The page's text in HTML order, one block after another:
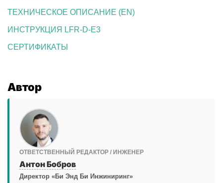
ТЕХНИЧЕСКОЕ ОПИСАНИЕ (EN)
ИНСТРУКЦИЯ LFR-D-E3
СЕРТИФИКАТЫ
Автор
ОТВЕТСТВЕННЫЙ РЕДАКТОР / ИНЖЕНЕР
Антон Бобров
Директор «Би Энд Би Инжиниринг»